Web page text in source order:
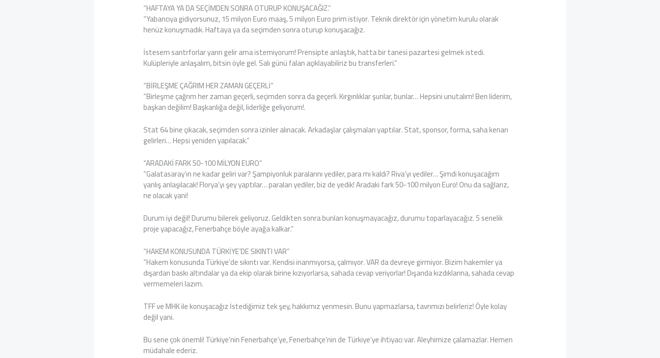
“HAFTAYA YA DA SEÇİMDEN SONRA OTURUP KONUŞACAĞIZ.”
“Yabancıya gidiyorsunuz, 15 milyon Euro maaş, 5 milyon Euro prim istiyor. Teknik direktör için yönetim kurulu olarak
henüz konuşmadık. Haftaya ya da seçimden sonra oturup konuşacağız.
İstesem santrforlar yarın gelir ama istemiyorum! Prensipte anlaştık, hatta bir tanesi pazartesi gelmek istedi.
Kulüpleriyle anlaşalım, bitsin öyle gel. Salı günü falan açıklayabiliriz bu transferleri.”
“BİRLEŞME ÇAĞRIM HER ZAMAN GEÇERLİ”
“Birleşme çağrım her zaman geçerli, seçimden sonra da geçerli. Kırgınlıklar şunlar, bunlar… Hepsini unutalım! Ben liderim,
başkan değilim! Başkanlığa değil, liderliğe geliyorum!.
Stat 64 bine çıkacak, seçimden sonra izinler alınacak. Arkadaşlar çalışmaları yaptılar. Stat, sponsor, forma, saha kenarı
gelirleri… Hepsi yeniden yapılacak.”
“ARADAKİ FARK 50-100 MİLYON EURO”
“Galatasaray’ın ne kadar geliri var? Şampiyonluk paralarını yediler, para mı kaldı? Riva’yı yediler… Şimdi konuşacağım
yanlış anlaşılacak! Florya’yı şey yaptılar… paraları yediler, biz de yedik! Aradaki fark 50-100 milyon Euro! Onu da sağlarız,
ne olacak yani!
Durum iyi değil! Durumu bilerek geliyoruz. Geldikten sonra bunları konuşmayacağız, durumu toparlayacağız. 5 senelik
proje yapacağız, Fenerbahçe böyle ayağa kalkar.”
“HAKEM KONUSUNDA TÜRKİYE’DE SIKINTI VAR”
“Hakem konusunda Türkiye’de sıkıntı var. Kendisi inanmıyorsa, çalmıyor. VAR da devreye girmiyor. Bizim hakemler ya
dışardan baskı altındalar ya da ekip olarak birine kızıyorlarsa, sahada cevap veriyorlar! Dışarıda kızdıklarına, sahada cevap
vermemeleri lazım.
TFF ve MHK ile konuşacağız İstediğimiz tek şey, hakkımız yenmesin. Bunu yapmazlarsa, tavrımızı belirleriz! Öyle kolay
değil yani.
Bu sene çok önemli! Türkiye’nin Fenerbahçe’ye, Fenerbahçe’nin de Türkiye’ye ihtiyacı var. Aleyhimize çalamazlar. Hemen
müdahale ederiz.